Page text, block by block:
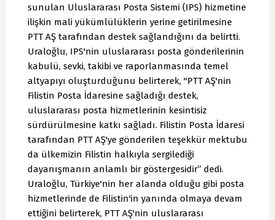
sunulan Uluslararası Posta Sistemi (IPS) hizmetine
ilişkin mali yükümlülüklerin yerine getirilmesine
PTT AŞ tarafından destek sağlandığını da belirtti.
Uraloğlu, IPS'nin uluslararası posta gönderilerinin
kabulü, sevki, takibi ve raporlanmasında temel
altyapıyı oluşturduğunu belirterek, "PTT AŞ'nin
Filistin Posta İdaresine sağladığı destek,
uluslararası posta hizmetlerinin kesintisiz
sürdürülmesine katkı sağladı. Filistin Posta İdaresi
tarafından PTT AŞ'ye gönderilen teşekkür mektubu
da ülkemizin Filistin halkıyla sergilediği
dayanışmanın anlamlı bir göstergesidir” dedi.
Uraloğlu, Türkiye'nin her alanda olduğu gibi posta
hizmetlerinde de Filistin'in yanında olmaya devam
ettiğini belirterek, PTT AŞ'nin uluslararası